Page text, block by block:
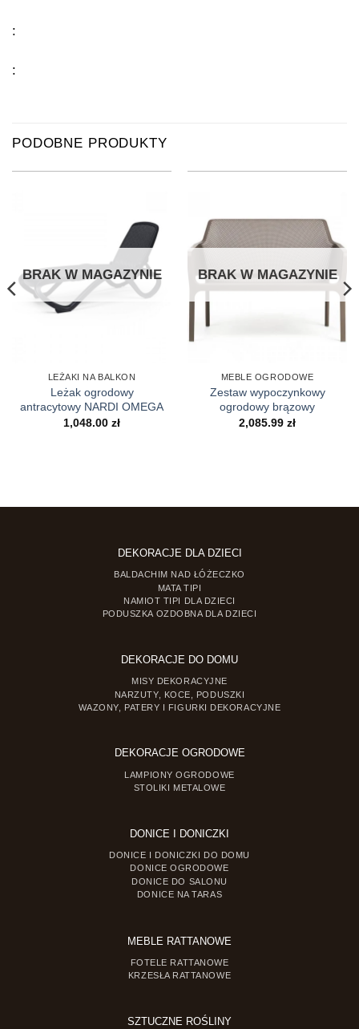
:
:
PODOBNE PRODUKTY
BRAK W MAGAZYNIE
LEŻAKI NA BALKON
Leżak ogrodowy
antracytowy NARDI OMEGA
1,048.00 zł
BRAK W MAGAZYNIE
MEBLE OGRODOWE
Zestaw wypoczynkowy
ogrodowy brązowy
2,085.99 zł
DEKORACJE DLA DZIECI
BALDACHIM NAD ŁÓŻECZKO
MATA TIPI
NAMIOT TIPI DLA DZIECI
PODUSZKA OZDOBNA DLA DZIECI
DEKORACJE DO DOMU
MISY DEKORACYJNE
NARZUTY, KOCE, PODUSZKI
WAZONY, PATERY I FIGURKI DEKORACYJNE
DEKORACJE OGRODOWE
LAMPIONY OGRODOWE
STOLIKI METALOWE
DONICE I DONICZKI
DONICE I DONICZKI DO DOMU
DONICE OGRODOWE
DONICE DO SALONU
DONICE NA TARAS
MEBLE RATTANOWE
FOTELE RATTANOWE
KRZESŁA RATTANOWE
SZTUCZNE ROŚLINY